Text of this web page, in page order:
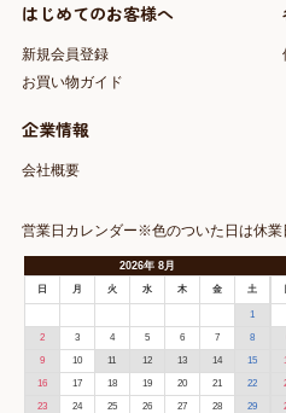
はじめてのお客様へ
新規会員登録
お買い物ガイド
企業情報
会社概要
営業日カレンダー※色のついた日は休業
2026年 8月
日 月 火 水 木 金 土
1
2 3 4 5 6 7 8
9 10 11 12 13 14 15
16 17 18 19 20 21 22
23 24 25 26 27 28 29